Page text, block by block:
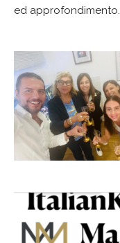
ed approfondimento.